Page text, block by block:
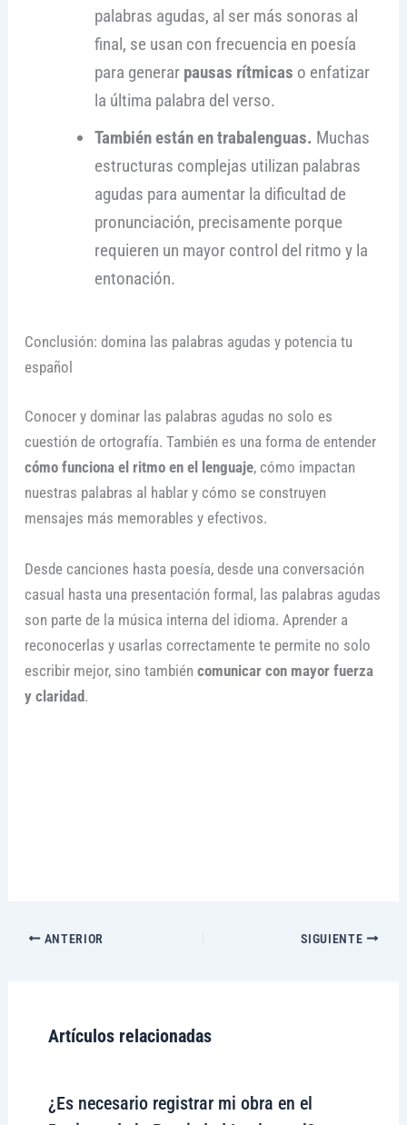
palabras agudas, al ser más sonoras al
final, se usan con frecuencia en poesía
para generar pausas rítmicas o enfatizar
la última palabra del verso.
También están en trabalenguas. Muchas
estructuras complejas utilizan palabras
agudas para aumentar la dificultad de
pronunciación, precisamente porque
requieren un mayor control del ritmo y la
entonación.
Conclusión: domina las palabras agudas y potencia tu
español
Conocer y dominar las palabras agudas no solo es
cuestión de ortografía. También es una forma de entender
cómo funciona el ritmo en el lenguaje, cómo impactan
nuestras palabras al hablar y cómo se construyen
mensajes más memorables y efectivos.
Desde canciones hasta poesía, desde una conversación
casual hasta una presentación formal, las palabras agudas
son parte de la música interna del idioma. Aprender a
reconocerlas y usarlas correctamente te permite no solo
escribir mejor, sino también comunicar con mayor fuerza
y claridad.
ANTERIOR SIGUIENTE
Artículos relacionadas
¿Es necesario registrar mi obra en el